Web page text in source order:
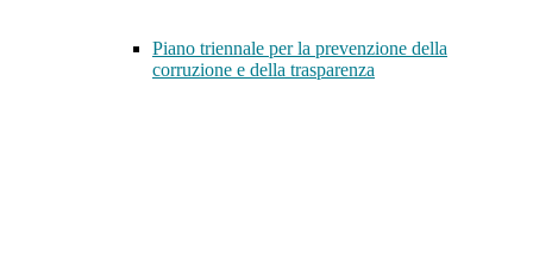
Piano triennale per la prevenzione della
corruzione e della trasparenza